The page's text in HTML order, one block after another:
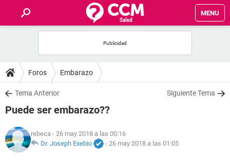
MENU
FOROS
SALUD
NUTRICIÓN
Foros Embarazo
Tema Anterior Siguiente Tema
Puede ser embarazo??
rebeca - 26 may 2018 a las 00:16
Dr. Joseph Exebio
- 26 may 2018 a las 01:05